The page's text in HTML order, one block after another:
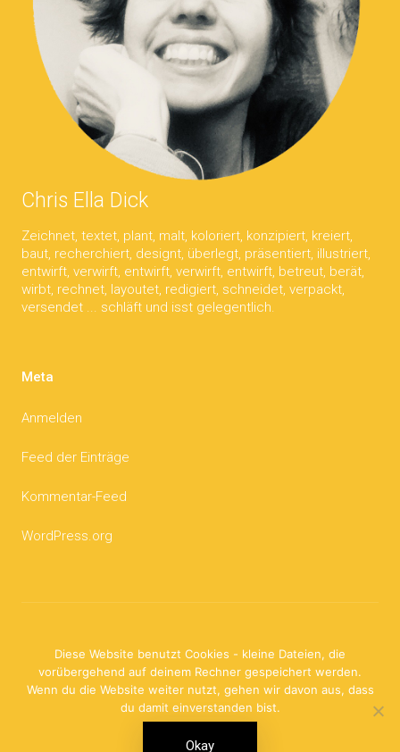
Chris Ella Dick
Zeichnet, textet, plant, malt, koloriert, konzipiert, kreiert,
baut, recherchiert, designt, überlegt, präsentiert, illustriert,
entwirft, verwirft, entwirft, verwirft, entwirft, betreut, berät,
wirbt, rechnet, layoutet, redigiert, schneidet, verpackt,
versendet ... schläft und isst gelegentlich.
Meta
Anmelden
Feed der Einträge
Kommentar-Feed
WordPress.org
Impressum und Urheberrecht
Datenschutzerklärung
Diese Website benutzt Cookies - kleine Dateien, die
vorübergehend auf deinem Rechner gespeichert werden.
Wenn du die Website weiter nutzt, gehen wir davon aus, dass
du damit einverstanden bist.
Okay